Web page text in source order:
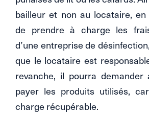
bailleur et non au locataire, en
de prendre à charge les
d’une entreprise de
que le locataire est
revanche, il pourra
payer les produits utilisés,
charge récupérable.